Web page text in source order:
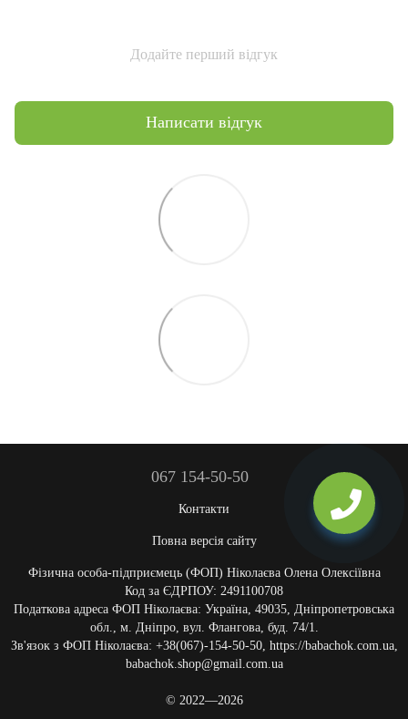
Додайте перший відгук
Написати відгук
067 154-50-50
Контакти
Повна версія сайту
Фізична особа-підприємець (ФОП) Ніколаєва Олена Олексіївна
Код за ЄДРПОУ: 2491100708
Податкова адреса ФОП Ніколаєва: Україна, 49035, Дніпропетровська
обл., м. Дніпро, вул. Флангова, буд. 74/1.
Зв'язок з ФОП Ніколаєва: +38(067)-154-50-50, https://babachok.com.ua,
babachok.shop@gmail.com.ua
© 2022—2026